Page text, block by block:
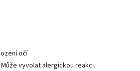
očí
vyvolat alergickou reakci.